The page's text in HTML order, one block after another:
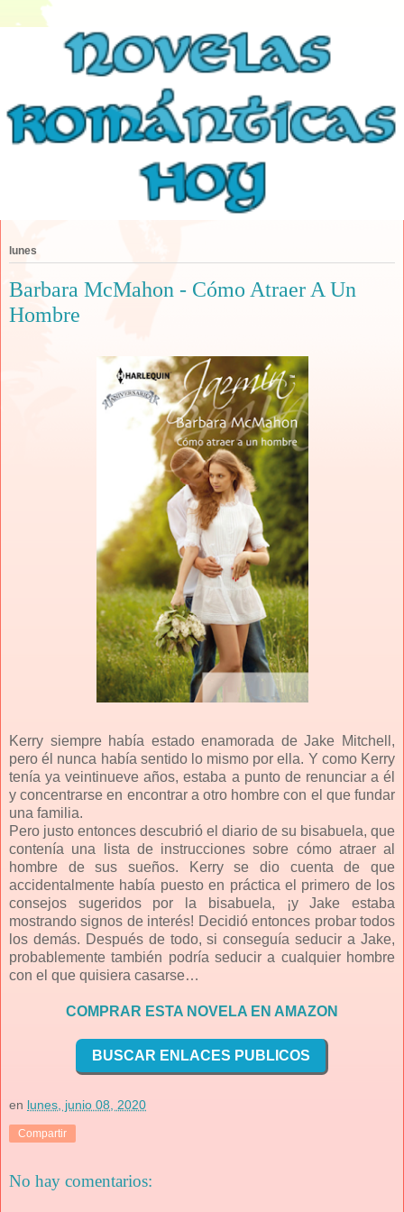
lunes
Barbara McMahon - Cómo Atraer A Un
Hombre
Kerry siempre había estado enamorada de Jake Mitchell,
pero él nunca había sentido lo mismo por ella. Y como Kerry
tenía ya veintinueve años, estaba a punto de renunciar a él
y concentrarse en encontrar a otro hombre con el que fundar
una familia.
Pero justo entonces descubrió el diario de su bisabuela, que
contenía una lista de instrucciones sobre cómo atraer al
hombre de sus sueños. Kerry se dio cuenta de que
accidentalmente había puesto en práctica el primero de los
consejos sugeridos por la bisabuela, ¡y Jake estaba
mostrando signos de interés! Decidió entonces probar todos
los demás. Después de todo, si conseguía seducir a Jake,
probablemente también podría seducir a cualquier hombre
con el que quisiera casarse…
COMPRAR ESTA NOVELA EN AMAZON
BUSCAR ENLACES PUBLICOS
en lunes, junio 08, 2020
Compartir
No hay comentarios: